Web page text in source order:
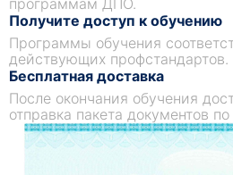
программам ДПО.
Получите доступ к обучению
Программы обучения
действующих профстандартов.
Бесплатная доставка
После окончания обучения
отправка пакета документов